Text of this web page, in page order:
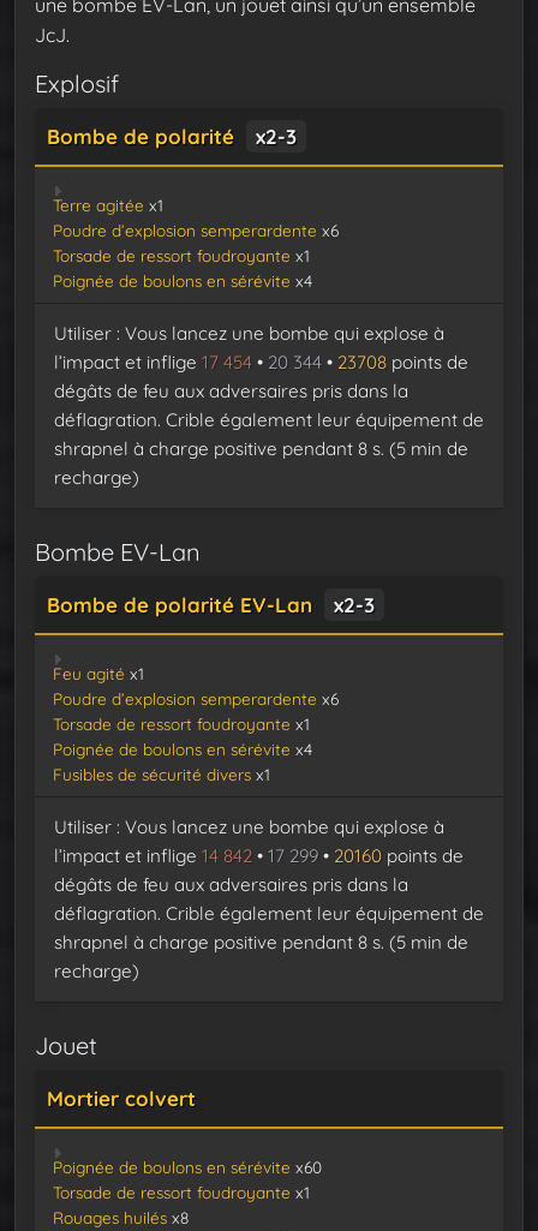
une bombe EV-Lan, un jouet ainsi qu’un ensemble
JcJ.
Explosif
Bombe de polarité x2-3
Terre agitée x1
Poudre d’explosion semperardente x6
Torsade de ressort foudroyante x1
Poignée de boulons en sérévite x4
Utiliser : Vous lancez une bombe qui explose à
l’impact et inflige 17 454 • 20 344 • 23708 points de
dégâts de feu aux adversaires pris dans la
déflagration. Crible également leur équipement de
shrapnel à charge positive pendant 8 s. (5 min de
recharge)
Bombe EV-Lan
Bombe de polarité EV-Lan x2-3
Feu agité x1
Poudre d’explosion semperardente x6
Torsade de ressort foudroyante x1
Poignée de boulons en sérévite x4
Fusibles de sécurité divers x1
Utiliser : Vous lancez une bombe qui explose à
l’impact et inflige 14 842 • 17 299 • 20160 points de
dégâts de feu aux adversaires pris dans la
déflagration. Crible également leur équipement de
shrapnel à charge positive pendant 8 s. (5 min de
recharge)
Jouet
Mortier colvert
Poignée de boulons en sérévite x60
Torsade de ressort foudroyante x1
Rouages huilés x8